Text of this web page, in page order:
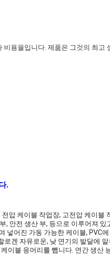
용을입니다. 제품은 그것의 최고
.
압 케이블 작업장, 고전압 케이블
, 안전 생산 부, 등으로 이루어져 있
넣어진 가동 가능한 케이블, PVC
로겐 자유로운, 낮 연기의 발달에
이블 응어리를 뺍니다. 연간 생산